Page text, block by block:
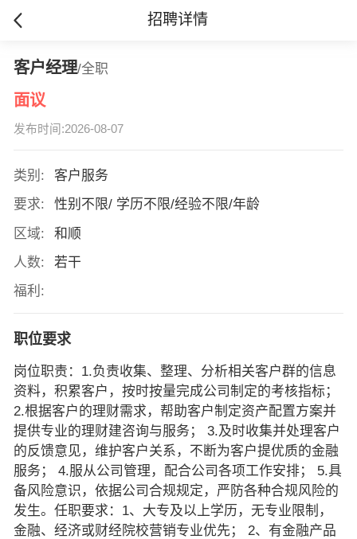
招聘详情
客户经理/全职
面议
发布时间:2026-08-07
类别:
客户服务
要求:
性别不限/ 学历不限/经验不限/年龄
区域:
和顺
人数:
若干
福利:
职位要求
岗位职责：1.负责收集、整理、分析相关客户群的信息
资料，积累客户，按时按量完成公司制定的考核指标；
2.根据客户的理财需求，帮助客户制定资产配置方案并
提供专业的理财建咨询与服务； 3.及时收集并处理客户
的反馈意见，维护客户关系，不断为客户提优质的金融
服务； 4.服从公司管理，配合公司各项工作安排； 5.具
备风险意识，依据公司合规规定，严防各种合规风险的
发生。任职要求：1、大专及以上学历，无专业限制，
金融、经济或财经院校营销专业优先； 2、有金融产品